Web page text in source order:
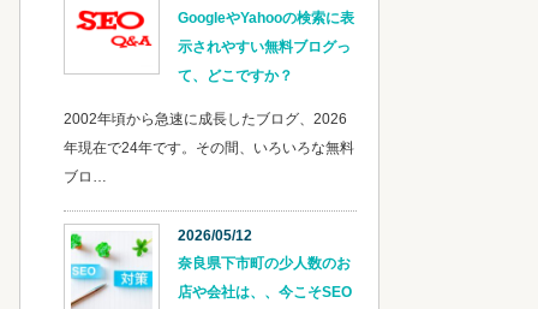
GoogleやYahooの検索に表
示されやすい無料ブログっ
て、どこですか？
2002年頃から急速に成長したブログ、2026
年現在で24年です。その間、いろいろな無料
ブロ…
2026/05/12
奈良県下市町の少人数のお
店や会社は、、今こそSEO